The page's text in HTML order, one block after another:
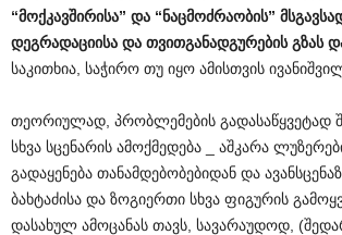
“მოქკავშირისა” და “ნაცმოძრაობის”
დეგრადაციისა და თვითგანადგურების გზას
საკითხია, საჭირო თუ იყო ამისთვის
თეორიულად, პრობლემების გადასაწყვეტად
სხვა სცენარის ამოქმედება _ აშკარა
გადაყენება თანამდებობებიდან და
ბახტაძისა და ზოგიერთი სხვა ფიგურის
დასახულ ამოცანას თავს, სავარაუდოდ,